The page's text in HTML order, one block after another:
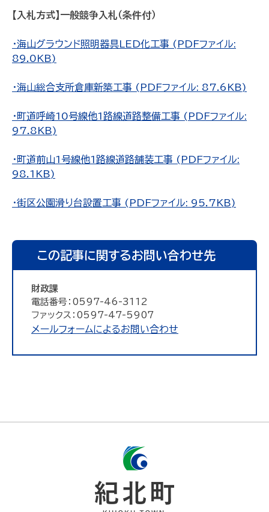
【入札方式】一般競争入札（条件付）
・海山グラウンド照明器具LED化工事 (PDFファイル:
89.0KB)
・海山総合支所倉庫新築工事 (PDFファイル: 87.6KB)
・町道呼崎10号線他1路線道路整備工事 (PDFファイル:
97.8KB)
・町道前山1号線他1路線道路舗装工事 (PDFファイル:
98.1KB)
・街区公園滑り台設置工事 (PDFファイル: 95.7KB)
この記事に関するお問い合わせ先
財政課
電話番号：0597-46-3112
ファックス：0597-47-5907
メールフォームによるお問い合わせ